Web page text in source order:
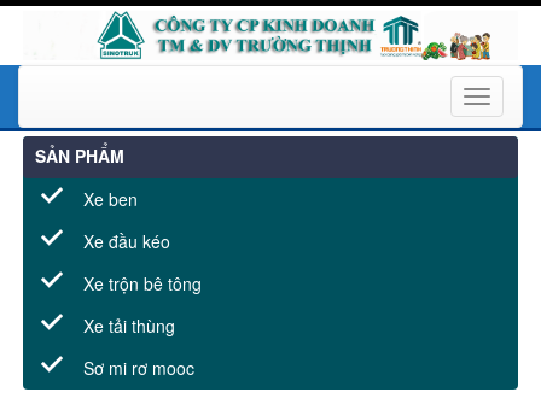
Toggle
SẢN PHẨM
Xe ben
Xe đầu kéo
Xe trộn bê tông
Xe tải thùng
Sơ mi rơ mooc